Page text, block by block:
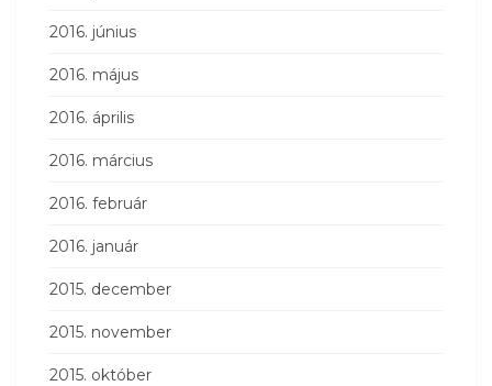
2016. június
2016. május
2016. április
2016. március
2016. február
2016. január
2015. december
2015. november
2015. október